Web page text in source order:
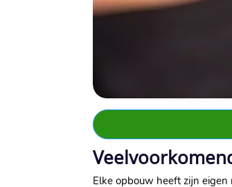
Elke opbouw heeft zijn eigen